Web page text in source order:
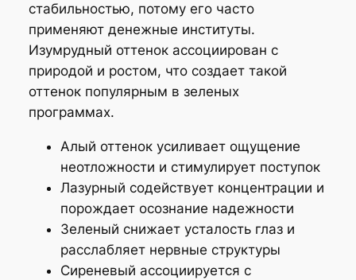
стабильностью, потому его часто
применяют денежные институты.
Изумрудный оттенок ассоциирован с
природой и ростом, что создает такой
оттенок популярным в зеленых
программах.
Алый оттенок усиливает ощущение
неотложности и стимулирует поступок
Лазурный содействует концентрации и
порождает осознание надежности
Зеленый снижает усталость глаз и
расслабляет нервные структуры
Сиреневый ассоциируется с